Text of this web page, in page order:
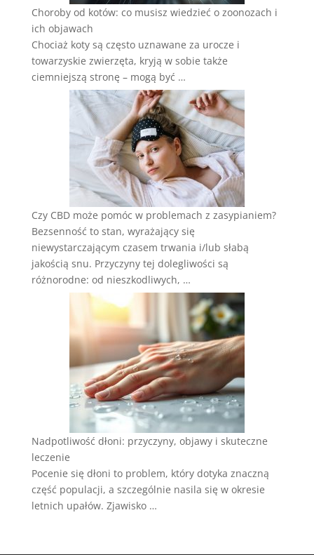
Choroby od kotów: co musisz wiedzieć o zoonozach i
ich objawach
Chociaż koty są często uznawane za urocze i
towarzyskie zwierzęta, kryją w sobie także
ciemniejszą stronę – mogą być …
Czy CBD może pomóc w problemach z zasypianiem?
Bezsenność to stan, wyrażający się
niewystarczającym czasem trwania i/lub słabą
jakością snu. Przyczyny tej dolegliwości są
różnorodne: od nieszkodliwych, …
Nadpotliwość dłoni: przyczyny, objawy i skuteczne
leczenie
Pocenie się dłoni to problem, który dotyka znaczną
część populacji, a szczególnie nasila się w okresie
letnich upałów. Zjawisko …